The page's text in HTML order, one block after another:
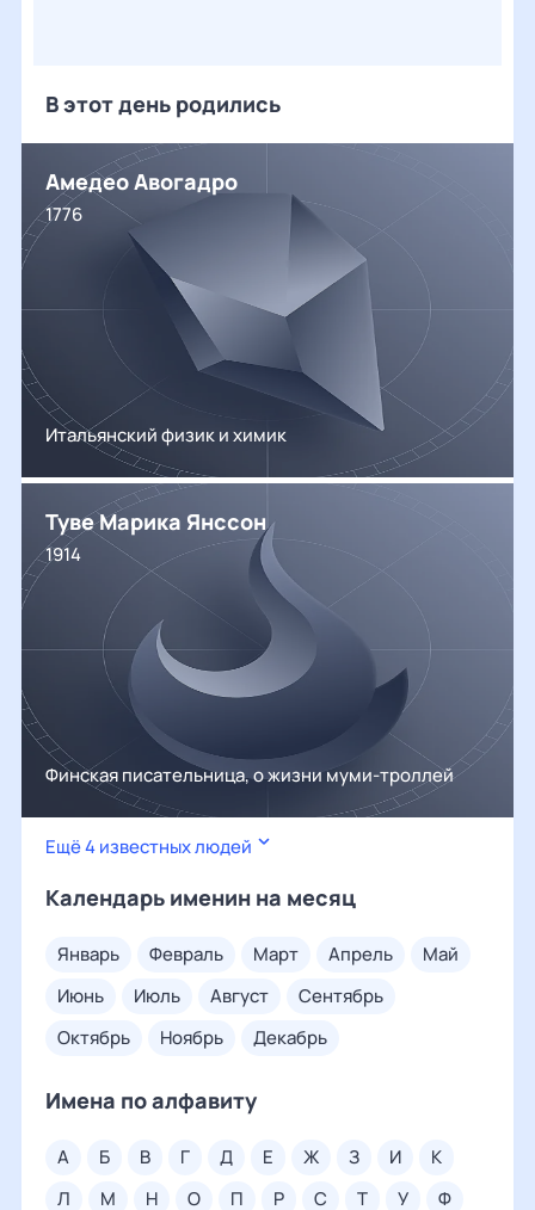
В этот день родились
Амедео Авогадро
1776
Итальянский физик и химик
Туве Марика Янссон
1914
Финская писательница, о жизни муми-троллей
Ещё 4 известных людей
Календарь именин на месяц
январь февраль март апрель
май
июнь
июль август
сентябрь
октябрь
ноябрь декабрь
Имена по алфавиту
а б в г д е ж з и
к
л
м н о п р с т у ф